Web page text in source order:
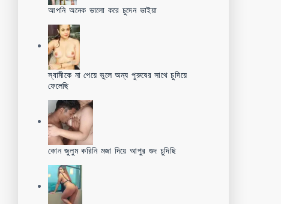
আপনি অনেক ভালো করে চুদেন ভাইয়া
স্বামীকে না পেয়ে ভুলে অন্য পুরুষের সাথে চুদিয়ে
ফেলেছি
কোন জুলুম করিনি মজা দিয়ে আপুর গুদ চুদিছি